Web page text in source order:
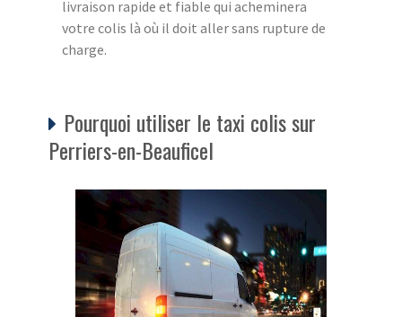
livraison rapide et fiable qui acheminera
votre colis là où il doit aller sans rupture de
charge.
Pourquoi utiliser le taxi colis sur
Perriers-en-Beauficel